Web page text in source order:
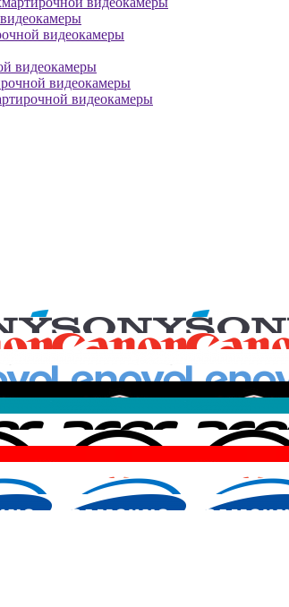
видеокамеры
видеокамеры
видеокамеры
видеокамеры